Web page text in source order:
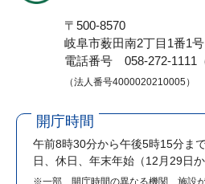
〒500-8570
岐阜市薮田南2丁目1番1号
電話番号 058-272-1111
（法人番号4000020210005）
開庁時間
午前8時30分から午後5時15分ま
日、休日、年末年始（12月29日
※一部、開庁時間の異なる機関、施設が